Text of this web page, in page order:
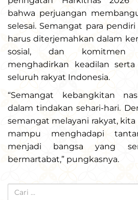
bahwa perjuangan
selesai. Semangat para
harus diterjemahkan dalam
sosial, dan komitmen
menghadirkan keadilan
seluruh rakyat Indonesia.
“Semangat kebangkitan
dalam tindakan sehari-hari.
semangat melayani rakyat,
mampu menghadapi
menjadi bangsa yang
bermartabat,” pungkasnya.